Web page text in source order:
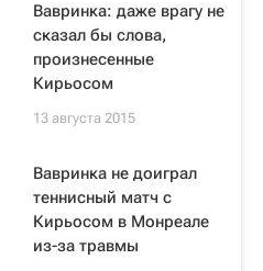
Вавринка: даже врагу не
сказал бы слова,
произнесенные
Кирьосом
13 августа 2015
Вавринка не доиграл
теннисный матч с
Кирьосом в Монреале
из-за травмы